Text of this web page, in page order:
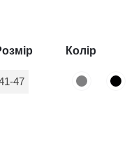
47
Колір